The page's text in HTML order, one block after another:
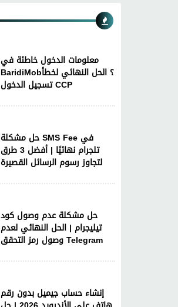
معلومات الدخول خاطئة في
BaridiMob؟ الحل النهائي لخطأ
تسجيل الدخول CCP
حل مشكلة SMS Fee في
تلجرام نهائيًا | أفضل 3 طرق
لتجاوز رسوم الرسائل القصيرة
حل مشكلة عدم وصول كود
تيليجرام | الحل النهائي لعدم
وصول رمز التحقق Telegram
إنشاء حساب جيميل بدون رقم